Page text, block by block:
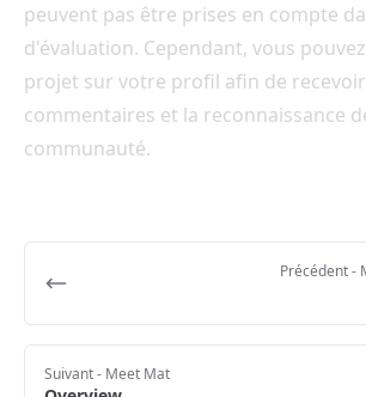
peuvent pas être prises en compte
d'évaluation. Cependant, vous
projet sur votre profil afin de
commentaires et la reconnaissance
communauté.
Précédent-
Suivant- Meet Mat